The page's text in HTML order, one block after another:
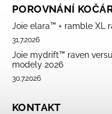
POROVNÁNÍ
Joie elara™ + ramble XL
31.7.2026
Joie mydrift™ raven
modely 2026
30.7.2026
KONTAKT